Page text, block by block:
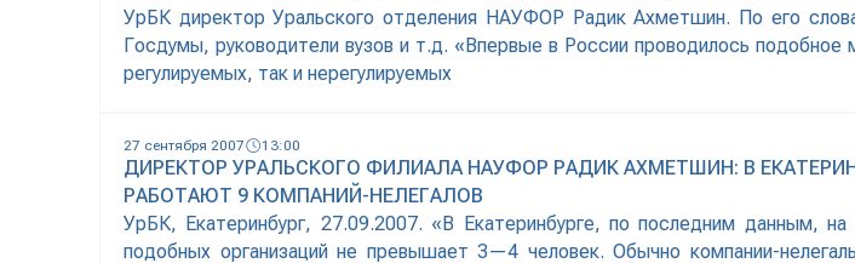
УрБК директор Уральского отделения НАУФОР Радик Ахметшин. По его
Госдумы, руководители вузов и т.д. «Впервые в России проводилось
регулируемых, так и нерегулируемых
27 сентября 2007 13:00
ДИРЕКТОР УРАЛЬСКОГО ФИЛИАЛА НАУФОР РАДИК АХМЕТШИН: В
РАБОТАЮТ 9 КОМПАНИЙ-НЕЛЕГАЛОВ
УрБК, Екатеринбург, 27.09.2007. «В Екатеринбурге, по последним данным,
подобных организаций не превышает 3—4 человек. Обычно компании-